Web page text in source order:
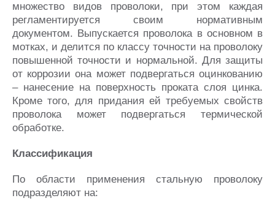
множество видов проволоки, при этом каждая
регламентируется своим нормативным
документом. Выпускается проволока в основном в
мотках, и делится по классу точности на проволоку
повышенной точности и нормальной. Для защиты
от коррозии она может подвергаться оцинкованию
– нанесение на поверхность проката слоя цинка.
Кроме того, для придания ей требуемых свойств
проволока может подвергаться термической
обработке.
Классификация
По области применения стальную проволоку
подразделяют на: